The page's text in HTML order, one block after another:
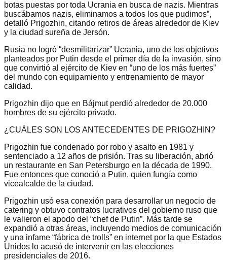
botas puestas por toda Ucrania en busca de nazis. Mientras
buscábamos nazis, eliminamos a todos los que pudimos”,
detalló Prigozhin, citando retiros de áreas alrededor de Kiev
y la ciudad sureña de Jersón.
Rusia no logró “desmilitarizar” Ucrania, uno de los objetivos
planteados por Putin desde el primer día de la invasión, sino
que convirtió al ejército de Kiev en “uno de los más fuertes”
del mundo con equipamiento y entrenamiento de mayor
calidad.
Prigozhin dijo que en Bájmut perdió alrededor de 20.000
hombres de su ejército privado.
¿CUÁLES SON LOS ANTECEDENTES DE PRIGOZHIN?
Prigozhin fue condenado por robo y asalto en 1981 y
sentenciado a 12 años de prisión. Tras su liberación, abrió
un restaurante en San Petersburgo en la década de 1990.
Fue entonces que conoció a Putin, quien fungía como
vicealcalde de la ciudad.
Prigozhin usó esa conexión para desarrollar un negocio de
catering y obtuvo contratos lucrativos del gobierno ruso que
le valieron el apodo del “chef de Putin”. Más tarde se
expandió a otras áreas, incluyendo medios de comunicación
y una infame “fábrica de trolls” en internet por la que Estados
Unidos lo acusó de intervenir en las elecciones
presidenciales de 2016.